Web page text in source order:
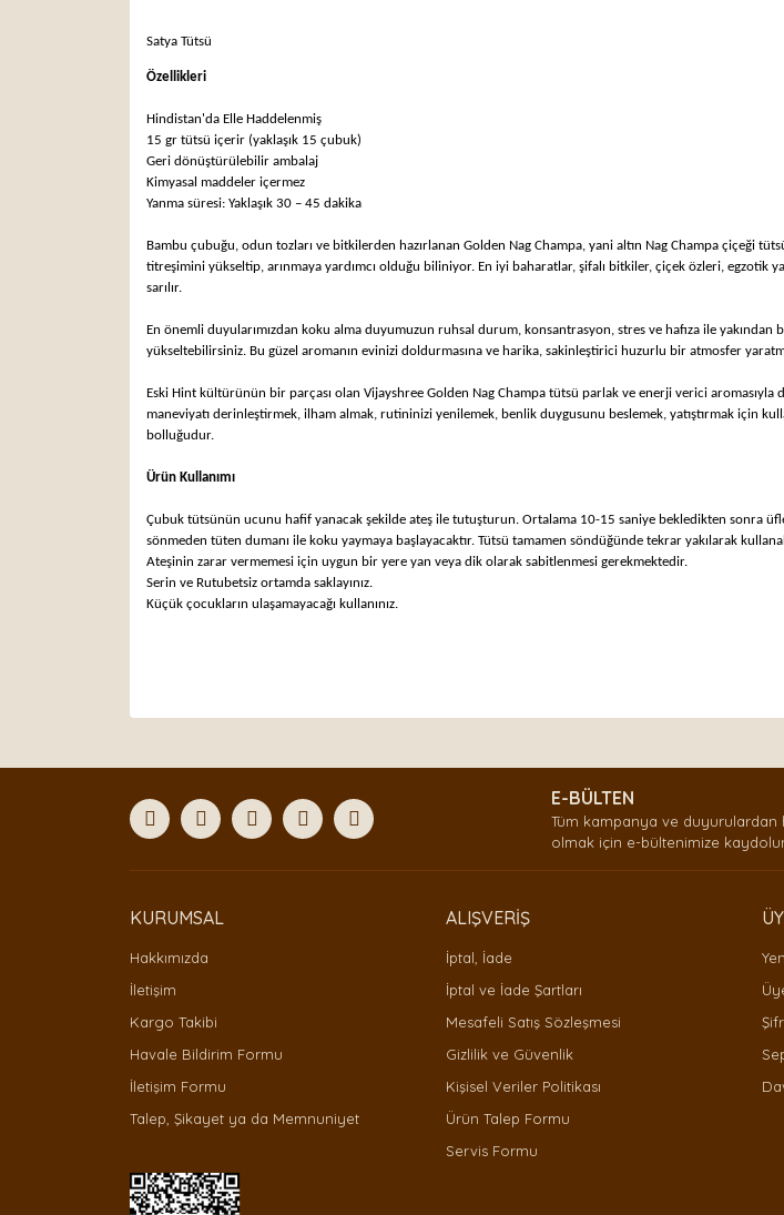
Satya Tütsü
Özellikleri
Hindistan'da Elle Haddelenmiş
15 gr tütsü içerir (yaklaşık 15 çubuk)
Geri dönüştürülebilir ambalaj
Kimyasal maddeler içermez
Yanma süresi: Yaklaşık 30 – 45 dakika
Bambu çubuğu, odun tozları ve bitkilerden hazırlanan Golden Nag Champa, yani altın Nag Champa çiçeği
titreşimini yükseltip, arınmaya yardımcı olduğu biliniyor. En iyi baharatlar, şifalı bitkiler, çiçek özleri,
sarılır.
En önemli duyularımızdan koku alma duyumuzun ruhsal durum, konsantrasyon, stres ve hafıza ile
yükseltebilirsiniz. Bu güzel aromanın evinizi doldurmasına ve harika, sakinleştirici huzurlu bir atmosfer
Eski Hint kültürünün bir parçası olan Vijayshree Golden Nag Champa tütsü parlak ve enerji verici
maneviyatı derinleştirmek, ilham almak, rutininizi yenilemek, benlik duygusunu beslemek, yatıştırmak için
bolluğudur.
Ürün Kullanımı
Çubuk tütsünün ucunu hafif yanacak şekilde ateş ile tutuşturun. Ortalama 10-15 saniye bekledikten sonra
sönmeden tüten dumanı ile koku yaymaya başlayacaktır. Tütsü tamamen söndüğünde tekrar yakılarak
Ateşinin zarar vermemesi için uygun bir yere yan veya dik olarak sabitlenmesi gerekmektedir.
Serin ve Rutubetsiz ortamda saklayınız.
Küçük çocukların ulaşamayacağı kullanınız.
Ürün açıklamasında eksik bilgiler bulunuyor.
Bu ürüne benzer farklı alternatifler olmalı.
Gönder
E-BÜLTEN
Tüm kampanya ve duyurulardan
olmak için e-bültenimize
KURUMSAL
Hakkımızda
İletişim
Kargo Takibi
Havale Bildirim Formu
İletişim Formu
Talep, Şikayet ya da Memnuniyet
ALIŞVERİŞ
İptal, İade
İptal ve İade Şartları
Mesafeli Satış Sözleşmesi
Gizlilik ve Güvenlik
Kişisel Veriler Politikası
Ürün Talep Formu
Servis Formu